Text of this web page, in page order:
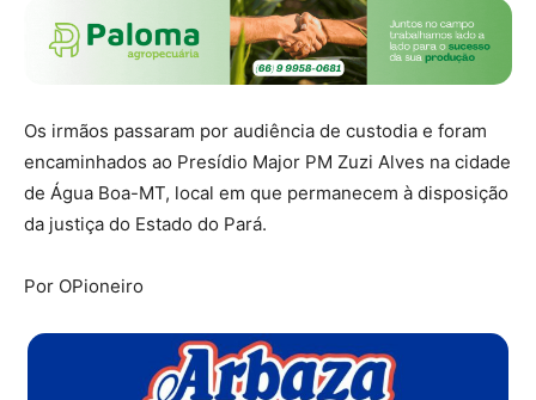
Os irmãos passaram por audiência de custodia e foram
encaminhados ao Presídio Major PM Zuzi Alves na cidade
de Água Boa-MT, local em que permanecem à disposição
da justiça do Estado do Pará.
Por OPioneiro